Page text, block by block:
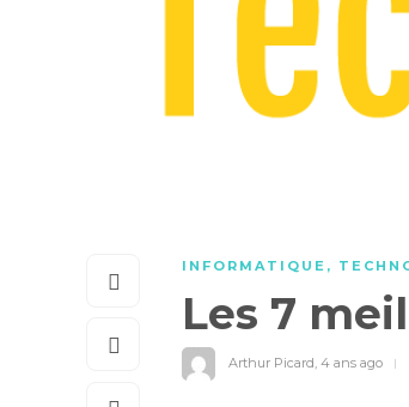
INFORMATIQUE ,
Les 7
Arthur Picard, 4 ans ago